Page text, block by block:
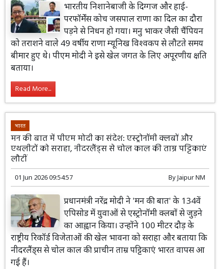
भारतीय निशानेबाजी के दिग्गज और हाई-
परफॉर्मेंस कोच जसपाल राणा का दिल का दौरा
पड़ने से निधन हो गया। मनु भाकर जैसी चैंपियन
को तराशने वाले 49 वर्षीय राणा म्यूनिख विश्वकप से लौटते समय
बीमार हुए थे। पीएम मोदी ने इसे खेल जगत के लिए अपूरणीय क्षति
बताया।
Read More...
भारत
मन की बात में पीएम मोदी का संदेश: एस्ट्रोनॉमी क्लबों और
एथलीटों को सराहा, नीदरलैंड्स से चोल काल की ताम्र पट्टिकाएं
लौटीं
01 Jun 2026 09:54:57 ByJaipur NM
प्रधानमंत्री नरेंद्र मोदी ने 'मन की बात' के 134वें
एपिसोड में युवाओं से एस्ट्रोनॉमी क्लबों से जुड़ने
का आह्वान किया। उन्होंने 100 मीटर दौड़ के
राष्ट्रीय रिकॉर्ड विजेताओं की खेल भावना को सराहा और बताया कि
नीदरलैंड्स से चोल काल की प्राचीन ताम्र पट्टिकाएं भारत वापस आ
गई हैं।